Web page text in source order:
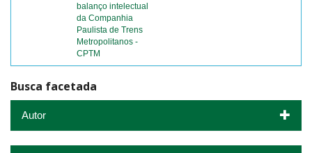
balanço intelectual
da Companhia
Paulista de Trens
Metropolitanos -
CPTM
Busca facetada
Autor